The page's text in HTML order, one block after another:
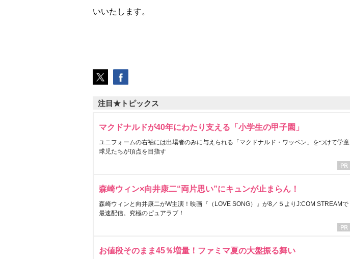
いいたします。
注目★トピックス
マクドナルドが40年にわたり支える「小学生の甲子園」
ユニフォームの右袖には出場者のみに与えられる「マクドナルド・ワッペン」をつけて学童
球児たちが頂点を目指す
森崎ウィン×向井康二“両片思い”にキュンが止まらん！
森崎ウィンと向井康二がW主演！映画『（LOVE SONG）』が8／５よりJ:COM STREAMで
最速配信。究極のピュアラブ！
お値段そのまま45％増量！ファミマ夏の大盤振る舞い